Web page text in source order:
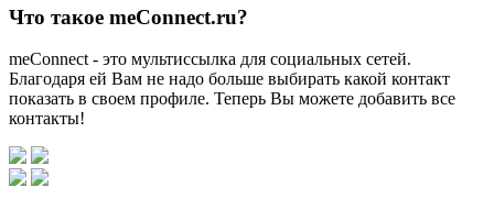
Что такое meConnect.ru?
meConnect - это мультиссылка для социальных сетей.
Благодаря ей Вам не надо больше выбирать какой контакт
показать в своем профиле. Теперь Вы можете добавить все
контакты!